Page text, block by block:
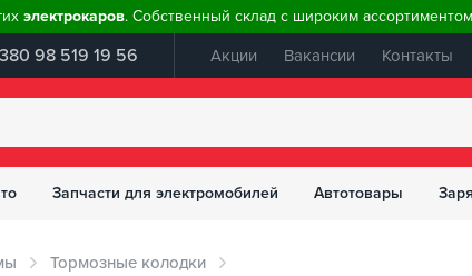
электрокаров. Собственный склад с широким
98 519 19 56 Акции Вакансии Контакты
Запчасти для электромобилей Автотовары
Тормозные колодки